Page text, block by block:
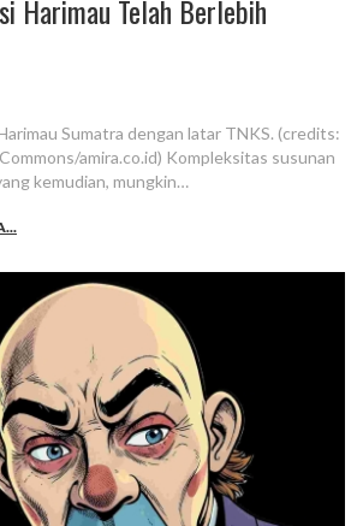
Harimau Telah Berlebih
Sumatra dengan latar TNKS. (credits:
amira.co.id) Kompleksitas susunan
kemudian, mungkin…